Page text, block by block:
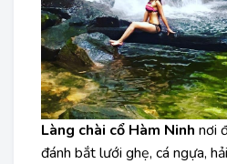
Làng chài cổ Hàm Ninh nơi
đánh bắt lưới ghẹ, cá ngựa,